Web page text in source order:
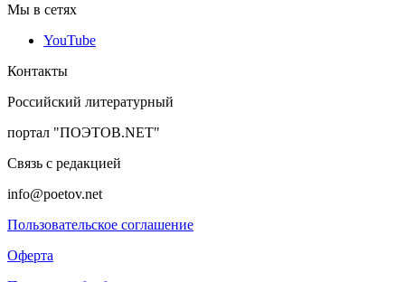
Мы в сетях
YouTube
Контакты
Российский литературный
портал "ПОЭТОВ.NET"
Связь с редакцией
info@poetov.net
Пользовательское соглашение
Оферта